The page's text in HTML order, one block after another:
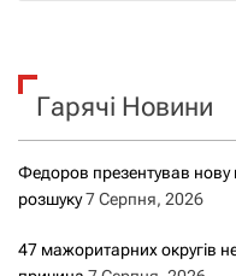
к
Гарячі Новини
Федоров презентував нову
розшуку7 Серпня, 2026
47 мажоритарних округів